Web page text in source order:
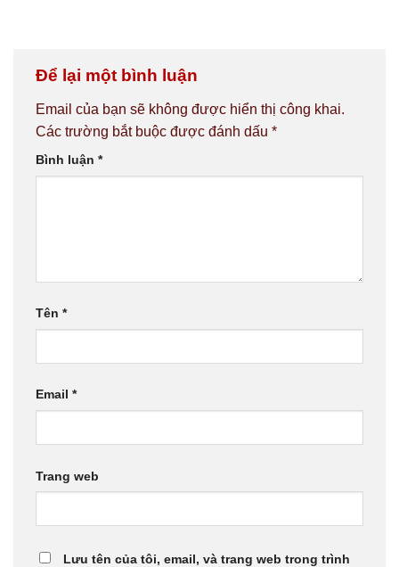
Để lại một bình luận
Email của bạn sẽ không được hiển thị công khai.
Các trường bắt buộc được đánh dấu *
Bình luận *
Tên *
Email *
Trang web
Lưu tên của tôi, email, và trang web trong trình